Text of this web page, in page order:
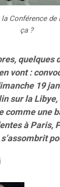
Conférence
ça ?
quelques
vont :
19
sur la
comme une
à Paris,